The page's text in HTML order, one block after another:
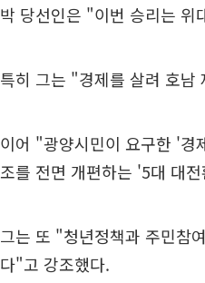
박 당선인은 "이번 승리는 위
특히 그는 "경제를 살려 호남
이어 "광양시민이 요구한 '경
조를 전면 개편하는 '5대 대
그는 또 "청년정책과 주민참
다"고 강조했다.